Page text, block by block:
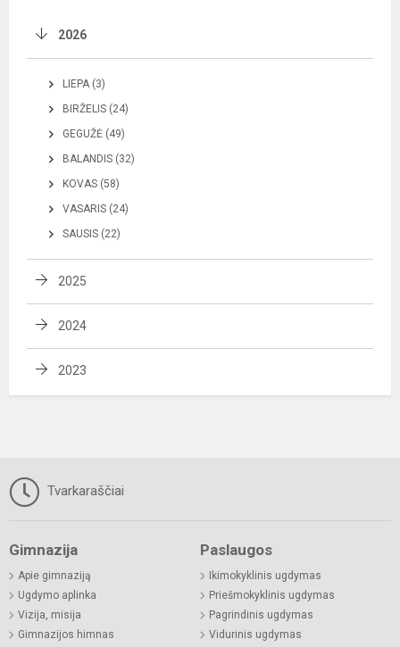
2026
LIEPA (3)
BIRŽELIS (24)
GEGUŽĖ (49)
BALANDIS (32)
KOVAS (58)
VASARIS (24)
SAUSIS (22)
2025
2024
2023
Tvarkaraščiai
Gimnazija
Apie gimnaziją
Ugdymo aplinka
Vizija, misija
Gimnazijos himnas
Paslaugos
Ikimokyklinis ugdymas
Priešmokyklinis ugdymas
Pagrindinis ugdymas
Vidurinis ugdymas